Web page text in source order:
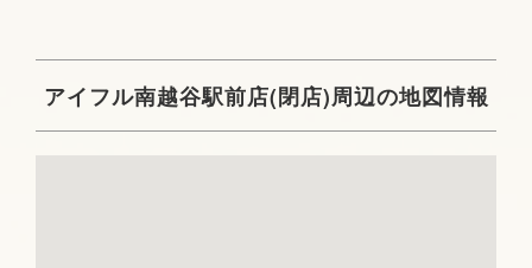
アイフル南越谷駅前店(閉店)周辺の地図情報